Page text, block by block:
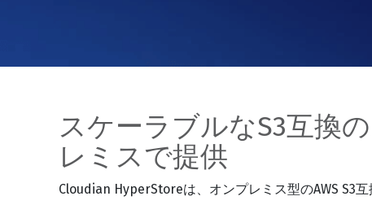
スケーラブルなS3互換
レミスで提供
Cloudian HyperStoreは、オンプレミス型のAWS S3